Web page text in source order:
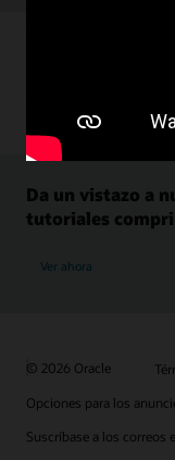
Da un vistazo a
tutoriales
Ver ahora
© 2026 Oracle
Opciones para los
Suscríbase a los correos